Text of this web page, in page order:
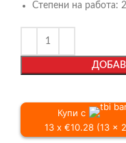
Степени на работа: 2
Купи с
13 x €10.28 (13 x